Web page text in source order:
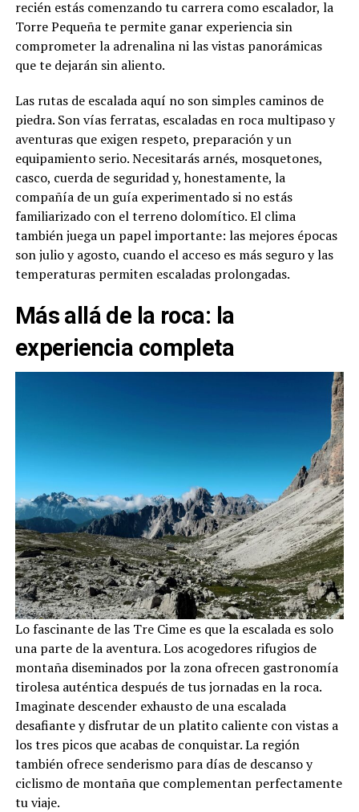
recién estás comenzando tu carrera como escalador, la
Torre Pequeña te permite ganar experiencia sin
comprometer la adrenalina ni las vistas panorámicas
que te dejarán sin aliento.
Las rutas de escalada aquí no son simples caminos de
piedra. Son vías ferratas, escaladas en roca multipaso y
aventuras que exigen respeto, preparación y un
equipamiento serio. Necesitarás arnés, mosquetones,
casco, cuerda de seguridad y, honestamente, la
compañía de un guía experimentado si no estás
familiarizado con el terreno dolomítico. El clima
también juega un papel importante: las mejores épocas
son julio y agosto, cuando el acceso es más seguro y las
temperaturas permiten escaladas prolongadas.
Más allá de la roca: la
experiencia completa
Lo fascinante de las Tre Cime es que la escalada es solo
una parte de la aventura. Los acogedores rifugios de
montaña diseminados por la zona ofrecen gastronomía
tirolesa auténtica después de tus jornadas en la roca.
Imaginate descender exhausto de una escalada
desafiante y disfrutar de un platito caliente con vistas a
los tres picos que acabas de conquistar. La región
también ofrece senderismo para días de descanso y
ciclismo de montaña que complementan perfectamente
tu viaje.